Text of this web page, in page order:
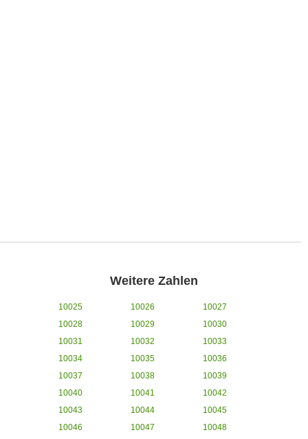
Weitere Zahlen
10025 10026
10027
10028
10029
10030
10031
10032
10033
10034
10035
10036
10037
10038
10039
10040
10041
10042
10043
10044
10045
10046
10047
10048